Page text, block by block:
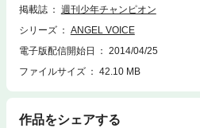
掲載誌
週刊少年チャンピオン
シリーズ
ANGEL VOICE
電子版配信開始日
2014/04/25
ファイルサイズ
42.10 MB
作品をシェアする